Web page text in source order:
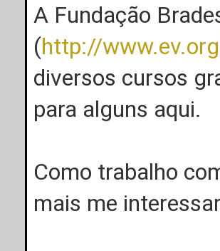
A Fundação
(http://
diversos cursos
para alguns aqui.
Como trabalho
mais me